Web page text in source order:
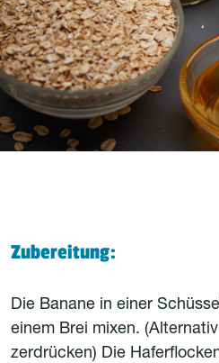
Zubereitung:
Die Banane in einer
einem Brei mixen.
zerdrücken) Die